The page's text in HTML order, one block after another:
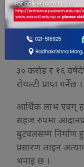
रोजगारी पाउनेछन् ।
ती आयोजना
अर्ब बराबरको
आयोजना
३० करोड र १६
रोयल्टी प्राप्त गर्नेछ ।
आर्थिक लाभ एवम्
सहज रुपमा
बुटवलसम्म निर्माण
प्रसारण लाइन
भनाइ छ ।